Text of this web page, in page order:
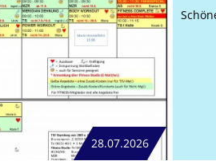
28.07.2026